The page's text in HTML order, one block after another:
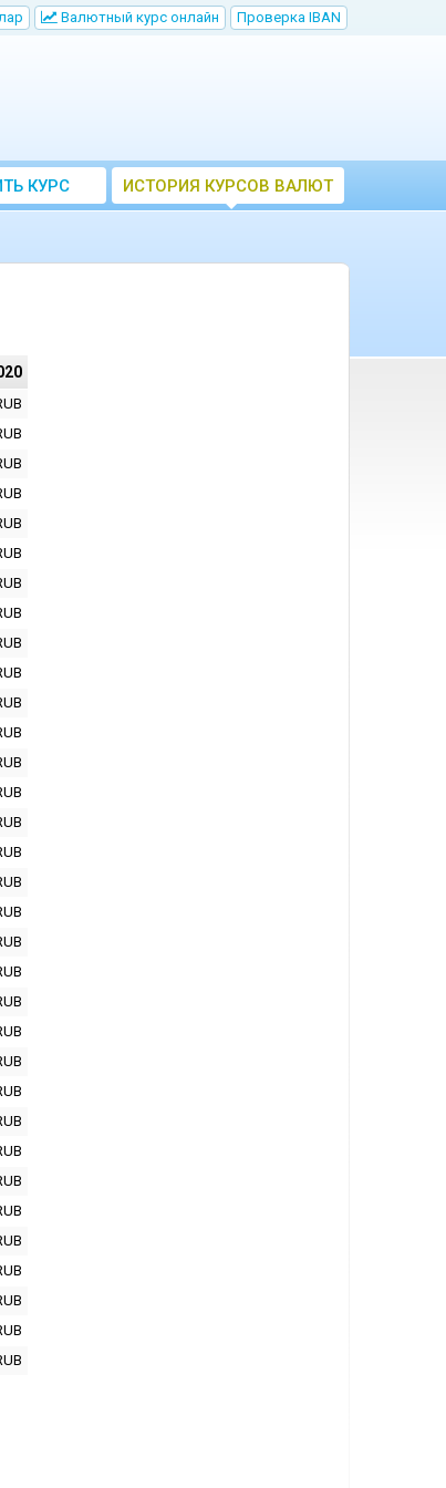
Bалютный курс онлайн Проверка IBAN
КУРС
ЦБ
ИСТОРИЯ КУРСОВ ВАЛЮТ
ЦБ РФ